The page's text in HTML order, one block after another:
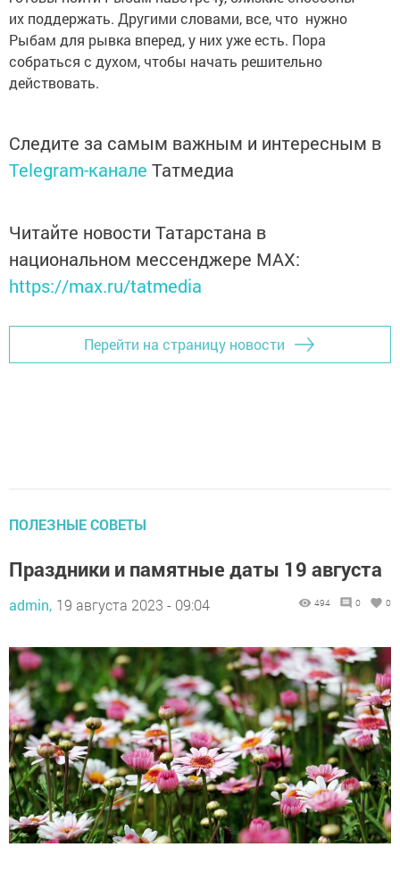
их поддержать. Другими словами, все, что нужно
Рыбам для рывка вперед, у них уже есть. Пора
собраться с духом, чтобы начать решительно
действовать.
Следите за самым важным и интересным в
Telegram-канале Татмедиа
Читайте новости Татарстана в
национальном мессенджере MАХ:
https://max.ru/tatmedia
Перейти на страницу новости
ПОЛЕЗНЫЕ СОВЕТЫ
Праздники и памятные даты 19 августа
admin, 19 августа 2023 - 09:04 494 0 0